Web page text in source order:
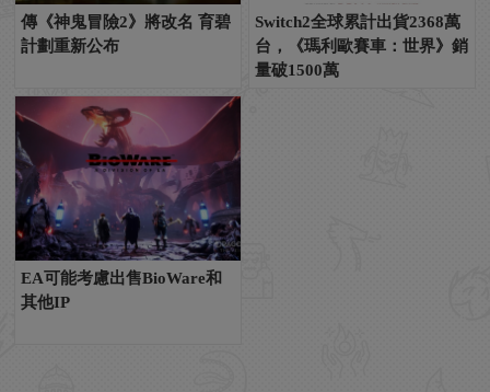
傳《神鬼冒險2》將改名 育碧
計劃重新公布
Switch2全球累計出貨2368萬
台，《瑪利歐賽車：世界》銷
量破1500萬
EA可能考慮出售BioWare和
其他IP